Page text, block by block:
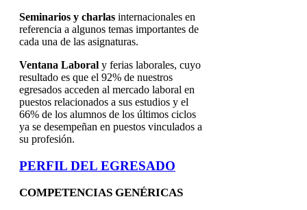
Seminarios y charlas internacionales en
referencia a algunos temas importantes de
cada una de las asignaturas.
Ventana Laboral y ferias laborales, cuyo
resultado es que el 92% de nuestros
egresados acceden al mercado laboral en
puestos relacionados a sus estudios y el
66% de los alumnos de los últimos ciclos
ya se desempeñan en puestos vinculados a
su profesión.
PERFIL DEL EGRESADO
COMPETENCIAS GENÉRICAS